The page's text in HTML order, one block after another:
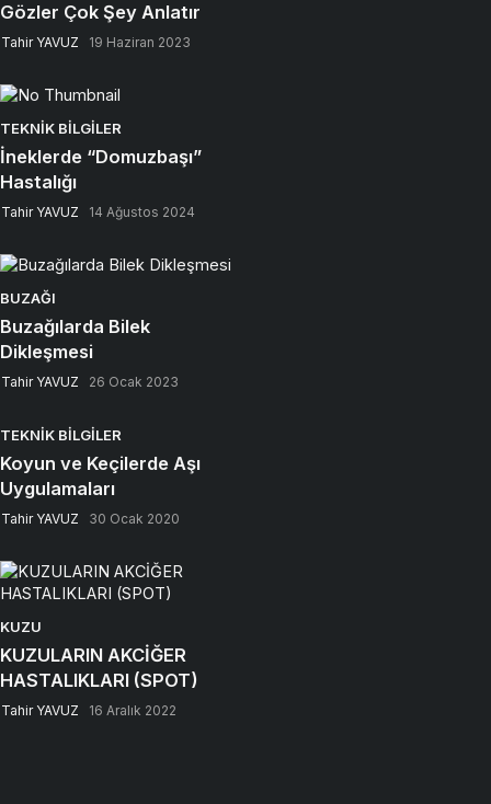
Gözler Çok Şey Anlatır
Tahir YAVUZ 19 Haziran 2023
TEKNIK BILGILER
İneklerde “Domuzbaşı”
Hastalığı
Tahir YAVUZ 14 Ağustos 2024
BUZAĞI
Buzağılarda Bilek
Dikleşmesi
Tahir YAVUZ 26 Ocak 2023
TEKNIK BILGILER
Koyun ve Keçilerde Aşı
Uygulamaları
Tahir YAVUZ 30 Ocak 2020
KUZU
KUZULARIN AKCİĞER
HASTALIKLARI (SPOT)
Tahir YAVUZ 16 Aralık 2022